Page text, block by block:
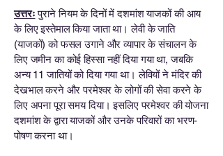
उत्तरःपुराने नियम के दिनों में दशमांश याजकों की आय
के लिए इस्तेमाल किया जाता था। लेवी के जाति
(याजकों) को फसल उगाने और व्यापार के संचालन के
लिए जमीन का कोई हिस्सा नहीं दिया गया था, जबकि
अन्य 11 जातियों को दिया गया था। लेवियों ने मंदिर की
देखभाल करने और परमेश्वर के लोगों की सेवा करने के
लिए अपना पूरा समय दिया। इसलिए परमेश्वर की योजना
दशमांश के द्वारा याजकों और उनके परिवारों का भरण-
पोषण करना था।